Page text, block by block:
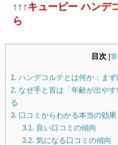
↑↑↑キューピー ハンデ
ら
目次 [
1. ハンデコルテとは何か：ま
2. なぜ手と首は「年齢が出や
る
3. 口コミからわかる本当の効果
3.1. 良い口コミの傾向
3.2. 気になる口コミの傾向